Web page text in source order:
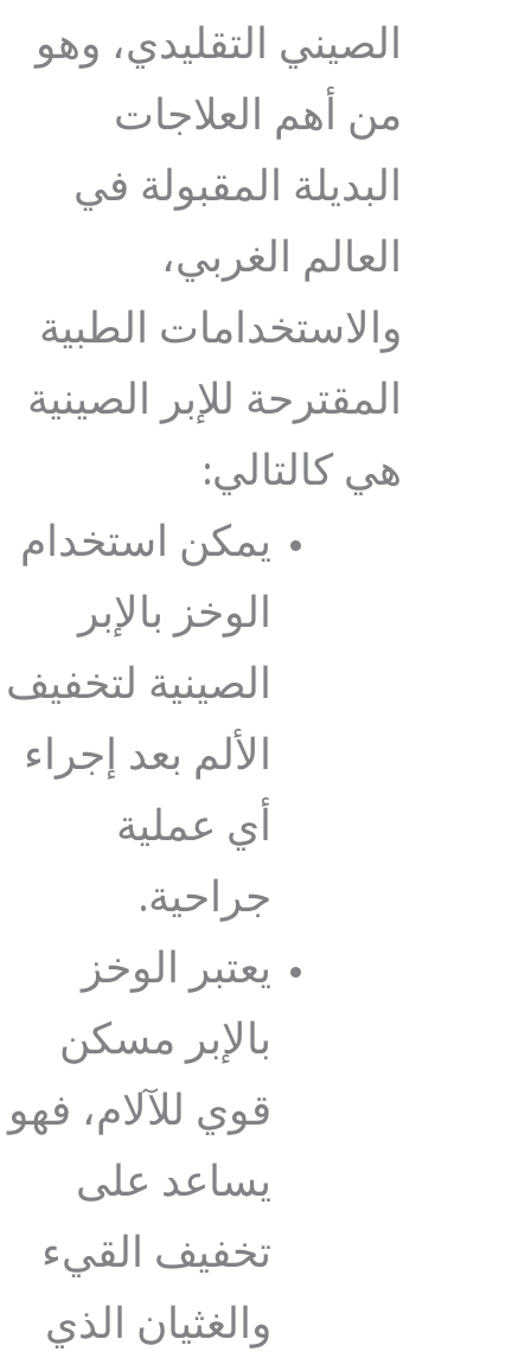
الصيني التقليدي، وهو
من أهم العلاجات
البديلة المقبولة في
العالم الغربي،
والاستخدامات الطبية
المقترحة للإبر الصينية
هي كالتالي:
يمكن استخدام
الوخز بالإبر
الصينية لتخفيف
الألم بعد إجراء
أي عملية
جراحية.
يعتبر الوخز
بالإبر مسكن
قوي للآلام، فهو
يساعد على
تخفيف القيء
والغثيان الذي